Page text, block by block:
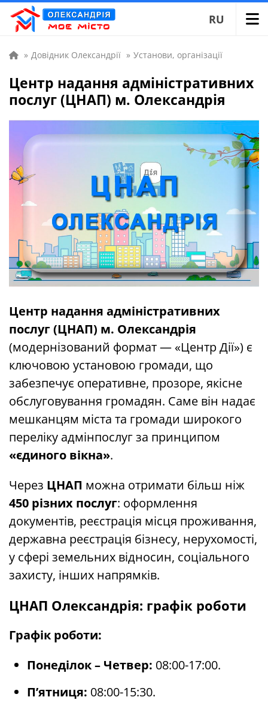
RU
» Довідник Олександрії » Установи, організації
Центр надання адміністративних
послуг (ЦНАП) м. Олександрія
Центр надання адміністративних
послуг (ЦНАП) м. Олександрія
(модернізований формат — «Центр Дії») є
ключовою установою громади, що
забезпечує оперативне, прозоре, якісне
обслуговування громадян. Саме він надає
мешканцям міста та громади широкого
переліку адмінпослуг за принципом
«єдиного вікна».
Через ЦНАП можна отримати більш ніж
450 різних послуг: оформлення
документів, реєстрація місця проживання,
державна реєстрація бізнесу, нерухомості,
у сфері земельних відносин, соціального
захисту, інших напрямків.
ЦНАП Олександрія: графік роботи
Графік роботи:
Понеділок – Четвер: 08:00-17:00.
П’ятниця: 08:00-15:30.